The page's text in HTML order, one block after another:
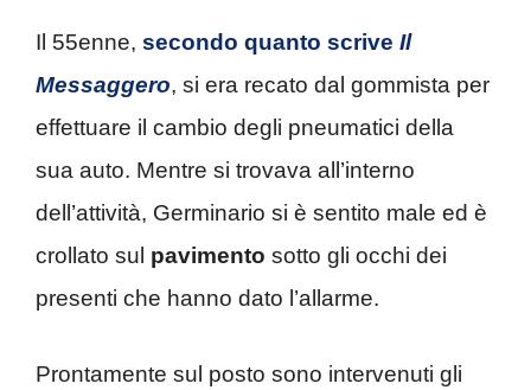
Il 55enne, secondo quanto scrive Il
Messaggero, si era recato dal gommista per
effettuare il cambio degli pneumatici della
sua auto. Mentre si trovava all’interno
dell’attività, Germinario si è sentito male ed è
crollato sul pavimento sotto gli occhi dei
presenti che hanno dato l’allarme.
Prontamente sul posto sono intervenuti gli